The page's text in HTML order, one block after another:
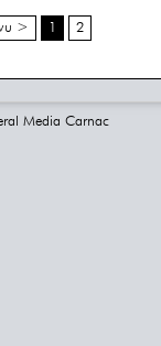
> 1 2
Media Carnac